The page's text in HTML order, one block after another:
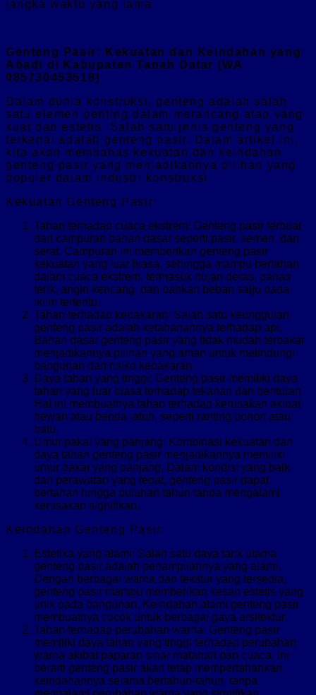
jangka waktu yang lama.
Genteng Pasir: Kekuatan dan Keindahan yang
Abadi di Kabupaten Tanah Datar [WA
085730453518]
Dalam dunia konstruksi, genteng adalah salah
satu elemen penting dalam merancang atap yang
kuat dan estetis. Salah satu jenis genteng yang
terkenal adalah genteng pasir. Dalam artikel ini,
kita akan membahas kekuatan dan keindahan
genteng pasir yang menjadikannya pilihan yang
populer dalam industri konstruksi.
Kekuatan Genteng Pasir:
Tahan terhadap cuaca ekstrem: Genteng pasir terbuat
dari campuran bahan dasar seperti pasir, semen, dan
serat. Campuran ini memberikan genteng pasir
kekuatan yang luar biasa, sehingga mampu bertahan
dalam cuaca ekstrem, termasuk hujan deras, panas
terik, angin kencang, dan bahkan beban salju pada
iklim tertentu.
Tahan terhadap kebakaran: Salah satu keunggulan
genteng pasir adalah ketahanannya terhadap api.
Bahan dasar genteng pasir yang tidak mudah terbakar
menjadikannya pilihan yang aman untuk melindungi
bangunan dari risiko kebakaran.
Daya tahan yang tinggi: Genteng pasir memiliki daya
tahan yang luar biasa terhadap tekanan dan benturan.
Hal ini membuatnya tahan terhadap kerusakan akibat
hewan atau benda jatuh, seperti ranting pohon atau
batu.
Umur pakai yang panjang: Kombinasi kekuatan dan
daya tahan genteng pasir menjadikannya memiliki
umur pakai yang panjang. Dalam kondisi yang baik
dan perawatan yang tepat, genteng pasir dapat
bertahan hingga puluhan tahun tanpa mengalami
kerusakan signifikan.
Keindahan Genteng Pasir:
Estetika yang alami: Salah satu daya tarik utama
genteng pasir adalah penampilannya yang alami.
Dengan berbagai warna dan tekstur yang tersedia,
genteng pasir mampu memberikan kesan estetis yang
unik pada bangunan. Keindahan alami genteng pasir
membuatnya cocok untuk berbagai gaya arsitektur.
Tahan terhadap perubahan warna: Genteng pasir
memiliki daya tahan yang tinggi terhadap perubahan
warna akibat paparan sinar matahari dan cuaca. Ini
berarti genteng pasir akan tetap mempertahankan
keindahannya selama bertahun-tahun, tanpa